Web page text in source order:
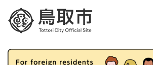
メニューを飛ばして本文へ